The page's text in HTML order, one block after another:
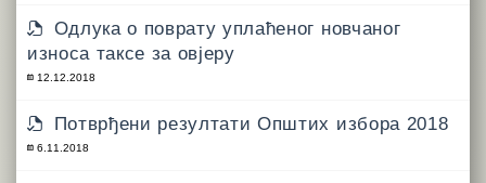
Одлука о поврату уплаћеног новчаног
износа таксе за овјеру
12.12.2018
Потврђени резултати Општих избора 2018
6.11.2018